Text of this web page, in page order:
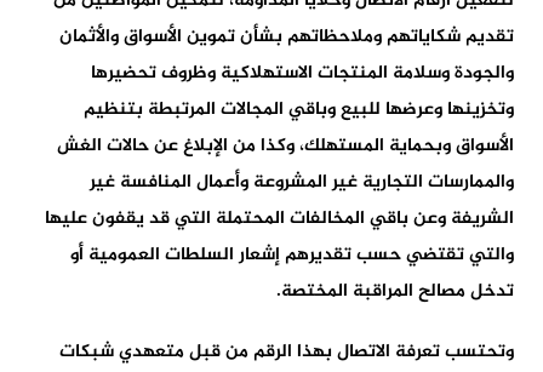
تقديم شكاياتهم وملاحظاتهم بشأن تموين الأسواق والأثمان
والجودة وسلامة المنتجات الاستهلاكية وظروف تحضيرها
وتخزينها وعرضها للبيع وباقي المجالات المرتبطة بتنظيم
الأسواق وبحماية المستهلك، وكذا من الإبلاغ عن حالات الغش
والممارسات التجارية غير المشروعة وأعمال المنافسة غير
الشريفة وعن باقي المخالفات المحتملة التي قد يقفون عليها
والتي تقتضي حسب تقديرهم إشعار السلطات العمومية أو
تدخل مصالح المراقبة المختصة.
وتحتسب تعرفة الاتصال بهذا الرقم من قبل متعهدي شبكات